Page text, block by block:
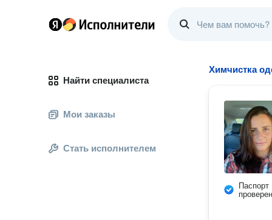
Найти специалиста
Мои заказы
Стать исполнителем
Химчистка
Паспорт
проверен